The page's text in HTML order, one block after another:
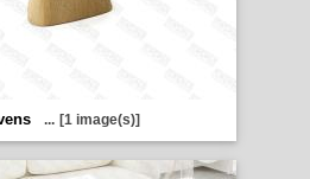
... [1 image(s)]